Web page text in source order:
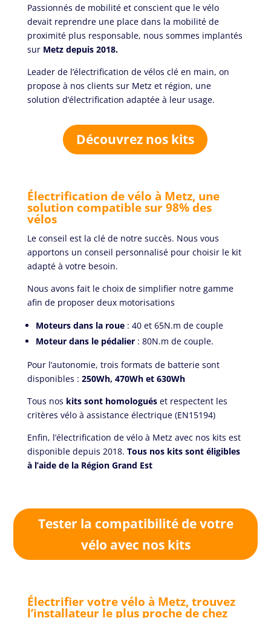
Passionnés de mobilité et conscient que le vélo
devait reprendre une place dans la mobilité de
proximité plus responsable, nous sommes implantés
sur Metz depuis 2018.
Leader de l’électrification de vélos clé en main, on
propose à nos clients sur Metz et région, une
solution d’électrification adaptée à leur usage.
Découvrez nos kits
Électrification de vélo à Metz, une
solution compatible sur 98% des
vélos
Le conseil est la clé de notre succès. Nous vous
apportons un conseil personnalisé pour choisir le kit
adapté à votre besoin.
Nous avons fait le choix de simplifier notre gamme
afin de proposer deux motorisations
Moteurs dans la roue: 40 et 65N.m de couple
Moteur dans le pédalier: 80N.m de couple.
Pour l’autonomie, trois formats de batterie sont
disponibles : 250Wh, 470Wh et 630Wh
Tous nos kits sont homologuéset respectent les
critères vélo à assistance électrique (EN15194)
Enfin, l’électrification de vélo à Metz avec nos kits est
disponible depuis 2018. Tous nos kits sont éligibles
à l’aide de la Région Grand Est
Tester la compatibilité de votre
vélo avec nos kits
Électrifier votre vélo à Metz, trouvez
l’installateur le plus proche de chez